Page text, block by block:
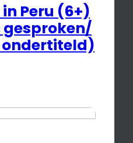
Peru (6+)
gesproken/